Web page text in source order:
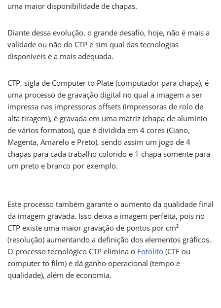
uma maior disponibilidade de chapas.
Diante dessa evolução, o grande desafio, hoje, não é mais a
validade ou não do CTP e sim qual das tecnologias
disponíveis é a mais adequada.
CTP, sigla de Computer to Plate (computador para chapa), é
uma processo de gravação digital no qual a imagem a ser
impressa nas impressoras offsets (impressoras de rolo de
alta tiragem), é gravada em uma matriz (chapa de alumínio
de vários formatos), que é dividida em 4 cores (Ciano,
Magenta, Amarelo e Preto), sendo assim um jogo de 4
chapas para cada trabalho colorido e 1 chapa somente para
um preto e branco por exemplo.
Este processo também garante o aumento da qualidade final
da imagem gravada. Isso deixa a imagem perfeita, pois no
CTP existe uma maior gravação de pontos por cm²
(resolução) aumentando a definição dos elementos gráficos.
O processo tecnológico CTP elimina o Fotolito (CTF ou
computer to film) e dá ganho operacional (tempo e
qualidade), além de economia.